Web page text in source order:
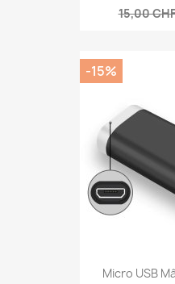
15,00
Micro USB
-15%